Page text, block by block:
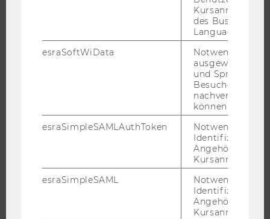
ORGANISATION DER FORSCHUNG
UNIVERSITÄT
des Business
Language
esraSoftWiData
Notwendig um
ausgewählte
und
Besuchers
nachverfolgen
können.
esraSimpleSAMLAuthToken
Notwendig zur
Identifizierung
Angehörige/r für
Kursanmeldung.
esraSimpleSAML
Notwendig zur
Identifizierung
Angehörige/r für
Kursanmeldung.